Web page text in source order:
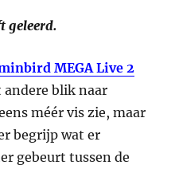
geleerd.
MEGA Live 2
blik naar
méér vis zie, maar
begrijp wat er
gebeurt tussen de